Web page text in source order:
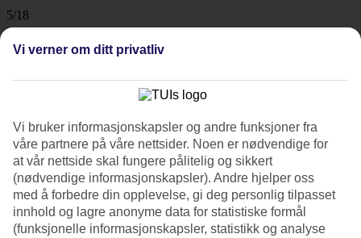
5/18
Viseu, nordlige Portugal
7/18
Vi verner om ditt privatliv
Vi bruker informasjonskapsler og andre funksjoner fra
våre partnere på våre nettsider. Noen er nødvendige for
at vår nettside skal fungere pålitelig og sikkert
(nødvendige informasjonskapsler). Andre hjelper oss
med å forbedre din opplevelse, gi deg personlig tilpasset
innhold og lagre anonyme data for statistiske formål
(funksjonelle informasjonskapsler, statistikk og analyse